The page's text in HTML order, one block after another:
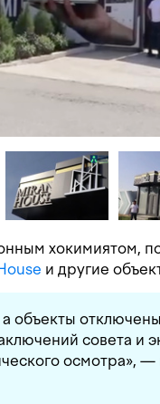
хокимиятом,
и другие
объекты отключены
совета и
осмотра», —